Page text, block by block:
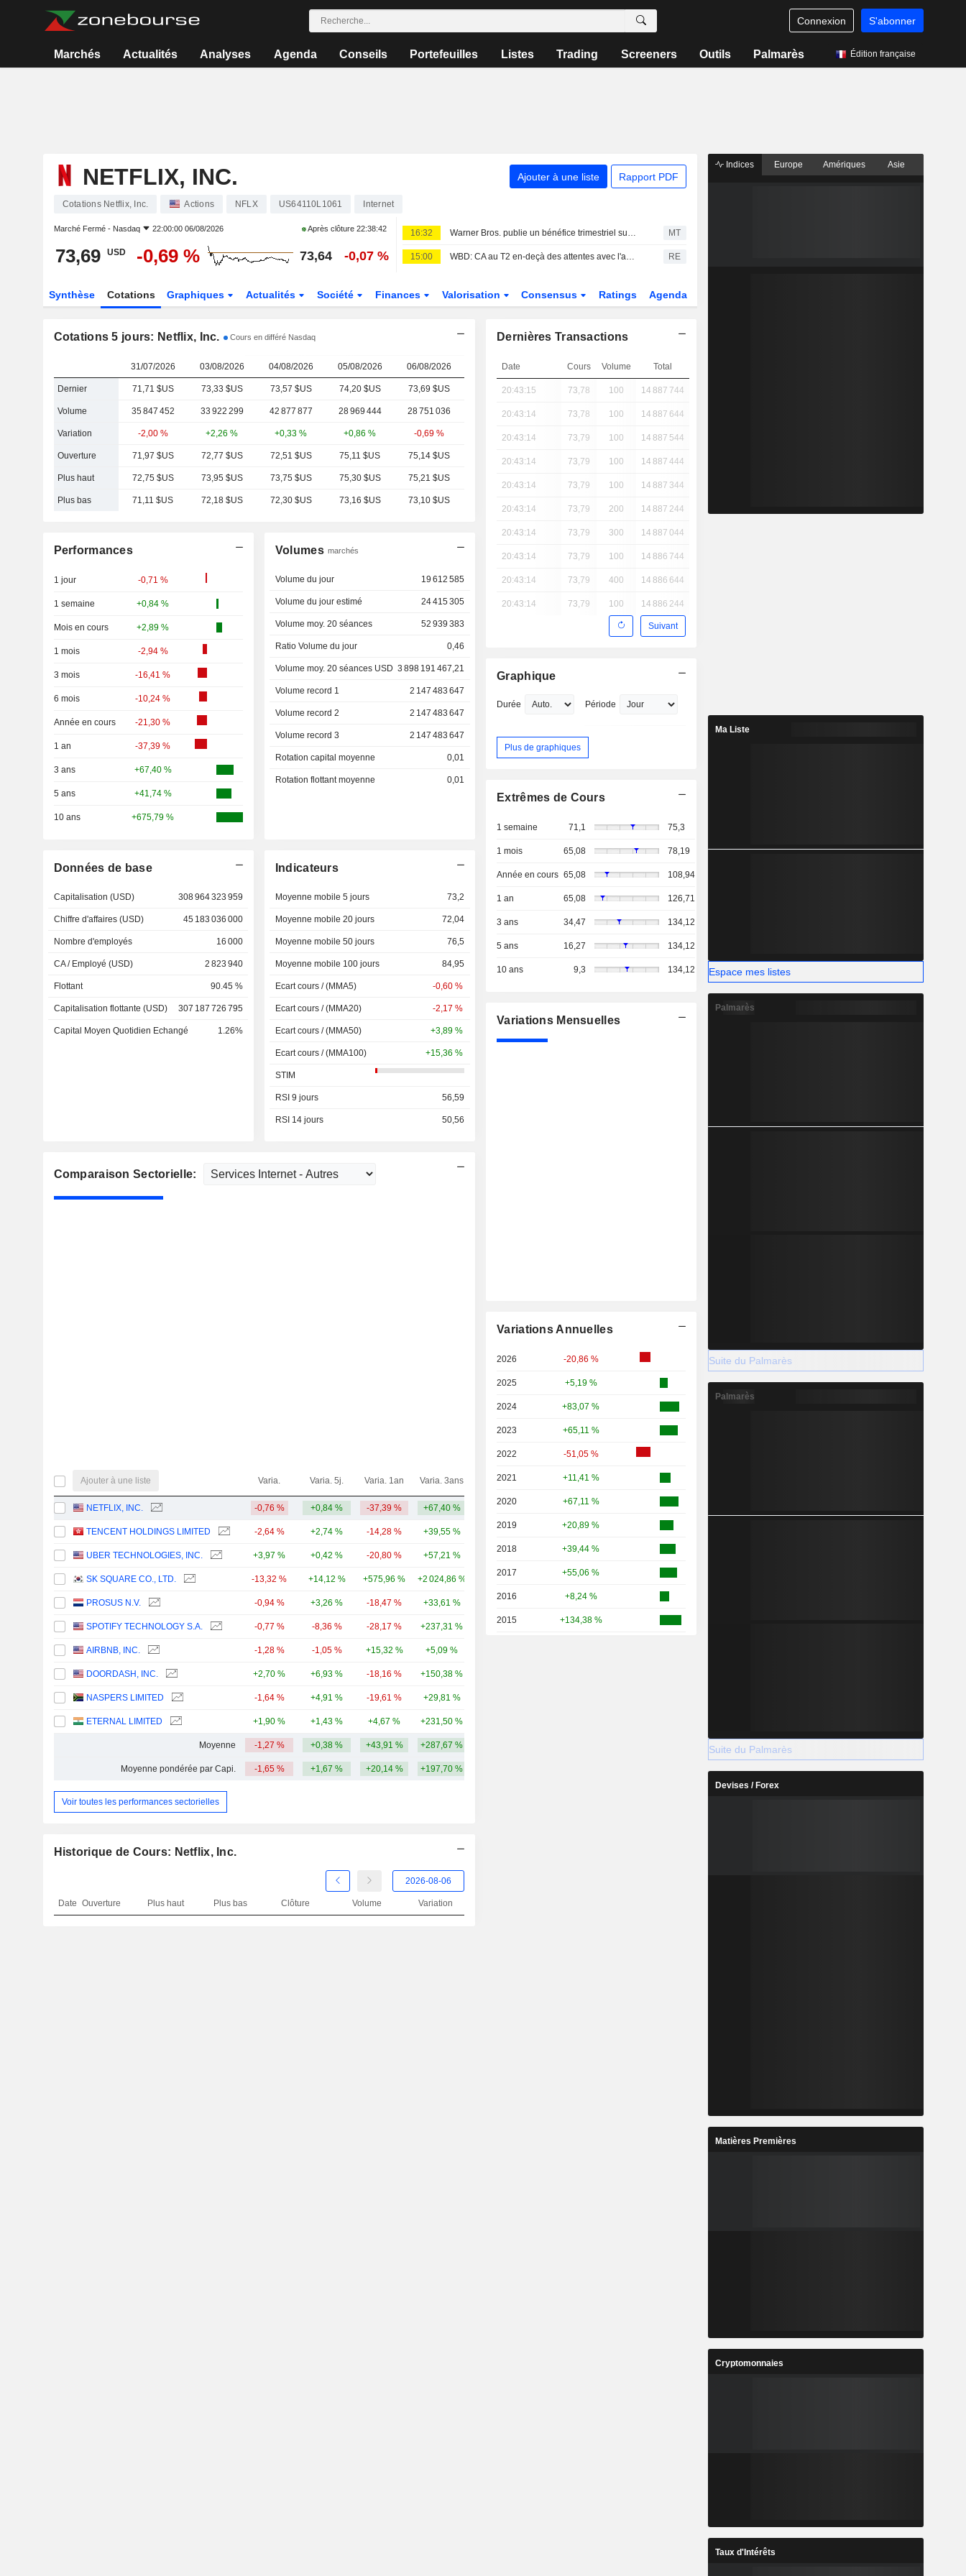
Connexion S'abonner
Marchés Actualités Analyses Agenda Conseils Portefeuilles Listes Trading Screeners Outils Palmarès Édition française
NETFLIX, INC. Ajouter à une liste Rapport PDF
Cotations Netflix, Inc. Actions NFLX US64110L1061 Internet
Marché Fermé - Nasdaq 22:00:00 06/08/2026 Après clôture 22:38:42
73,69 USD -0,69 % 73,64 -0,07 %
16:32 Warner Bros. publie un bénéfice trimestriel surprise grâce au streaming ; l'accord avec Paramount reçoit le feu vert du Royaume-Uni MT
15:00 WBD: CA au T2 en-deçà des attentes avec l'absence de succès au box-office RE
Synthèse Cotations Graphiques Actualités Société Finances Valorisation Consensus Ratings Agenda
Cotations 5 jours: Netflix, Inc. Cours en différé Nasdaq
31/07/2026 03/08/2026 04/08/2026 05/08/2026 06/08/2026
Dernier 71,71 $US 73,33 $US 73,57 $US 74,20 $US 73,69 $US
Volume 35 847 452 33 922 299 42 877 877 28 969 444 28 751 036
Variation -2,00 % +2,26 % +0,33 % +0,86 % -0,69 %
Ouverture 71,97 $US 72,77 $US 72,51 $US 75,11 $US 75,14 $US
Plus haut 72,75 $US 73,95 $US 73,75 $US 75,30 $US 75,21 $US
Plus bas 71,11 $US 72,18 $US 72,30 $US 73,16 $US 73,10 $US
Performances
1 jour -0,71 %
1 semaine +0,84 %
Mois en cours +2,89 %
1 mois -2,94 %
3 mois -16,41 %
6 mois -10,24 %
Année en cours -21,30 %
1 an -37,39 %
3 ans +67,40 %
5 ans +41,74 %
10 ans +675,79 %
Volumes marchés
Volume du jour 19 612 585
Volume du jour estimé 24 415 305
Volume moy. 20 séances 52 939 383
Ratio Volume du jour 0,46
Volume moy. 20 séances USD 3 898 191 467,21
Volume record 1 2 147 483 647
Volume record 2 2 147 483 647
Volume record 3 2 147 483 647
Rotation capital moyenne 0,01
Rotation flottant moyenne 0,01
Données de base
Capitalisation (USD) 308 964 323 959
Chiffre d'affaires (USD) 45 183 036 000
Nombre d'employés 16 000
CA / Employé (USD) 2 823 940
Flottant 90.45 %
Capitalisation flottante (USD) 307 187 726 795
Capital Moyen Quotidien Echangé 1.26%
Indicateurs
Moyenne mobile 5 jours 73,2
Moyenne mobile 20 jours 72,04
Moyenne mobile 50 jours 76,5
Moyenne mobile 100 jours 84,95
Ecart cours / (MMA5) -0,60 %
Ecart cours / (MMA20) -2,17 %
Ecart cours / (MMA50) +3,89 %
Ecart cours / (MMA100) +15,36 %
STIM
RSI 9 jours 56,59
RSI 14 jours 50,56
Comparaison Sectorielle:
Ajouter à une liste Varia. Varia. 5j. Varia. 1an Varia. 3ans Capi.($)
NETFLIX, INC. -0,76 % +0,84 % -37,39 % +67,40 %
TENCENT HOLDINGS LIMITED -2,64 % +2,74 % -14,28 % +39,55 %
UBER TECHNOLOGIES, INC. +3,97 % +0,42 % -20,80 % +57,21 %
SK SQUARE CO., LTD. -13,32 % +14,12 % +575,96 % +2 024,86 %
PROSUS N.V. -0,94 % +3,26 % -18,47 % +33,61 %
SPOTIFY TECHNOLOGY S.A. -0,77 % -8,36 % -28,17 % +237,31 %
AIRBNB, INC. -1,28 % -1,05 % +15,32 % +5,09 %
DOORDASH, INC. +2,70 % +6,93 % -18,16 % +150,38 %
NASPERS LIMITED -1,64 % +4,91 % -19,61 % +29,81 %
ETERNAL LIMITED +1,90 % +1,43 % +4,67 % +231,50 %
Moyenne -1,27 % +0,38 % +43,91 % +287,67 %
Moyenne pondérée par Capi. -1,65 % +1,67 % +20,14 % +197,70 %
Voir toutes les performances sectorielles
Historique de Cours: Netflix, Inc.
Date Ouverture Plus haut Plus bas Clôture Volume Variation
Dernières Transactions
Date Cours Volume Total
20:43:15 73,78 100 14 887 744
20:43:14 73,78 100 14 887 644
20:43:14 73,79 100 14 887 544
20:43:14 73,79 100 14 887 444
20:43:14 73,79 100 14 887 344
20:43:14 73,79 200 14 887 244
20:43:14 73,79 300 14 887 044
20:43:14 73,79 100 14 886 744
20:43:14 73,79 400 14 886 644
20:43:14 73,79 100 14 886 244
Suivant
Graphique
Durée Période
Plus de graphiques
Extrêmes de Cours
1 semaine 71,1 75,3
1 mois 65,08 78,19
Année en cours 65,08 108,94
1 an 65,08 126,71
3 ans 34,47 134,12
5 ans 16,27 134,12
10 ans 9,3 134,12
Variations Mensuelles
Variations Annuelles
2026 -20,86 %
2025 +5,19 %
2024 +83,07 %
2023 +65,11 %
2022 -51,05 %
2021 +11,41 %
2020 +67,11 %
2019 +20,89 %
2018 +39,44 %
2017 +55,06 %
2016 +8,24 %
2015 +134,38 %
Indices Europe Amériques Asie
Ma Liste
Espace mes listes
Palmarès
Suite du Palmarès
Palmarès
Suite du Palmarès
Devises / Forex
Matières Premières
Cryptomonnaies
Taux d'Intérêts